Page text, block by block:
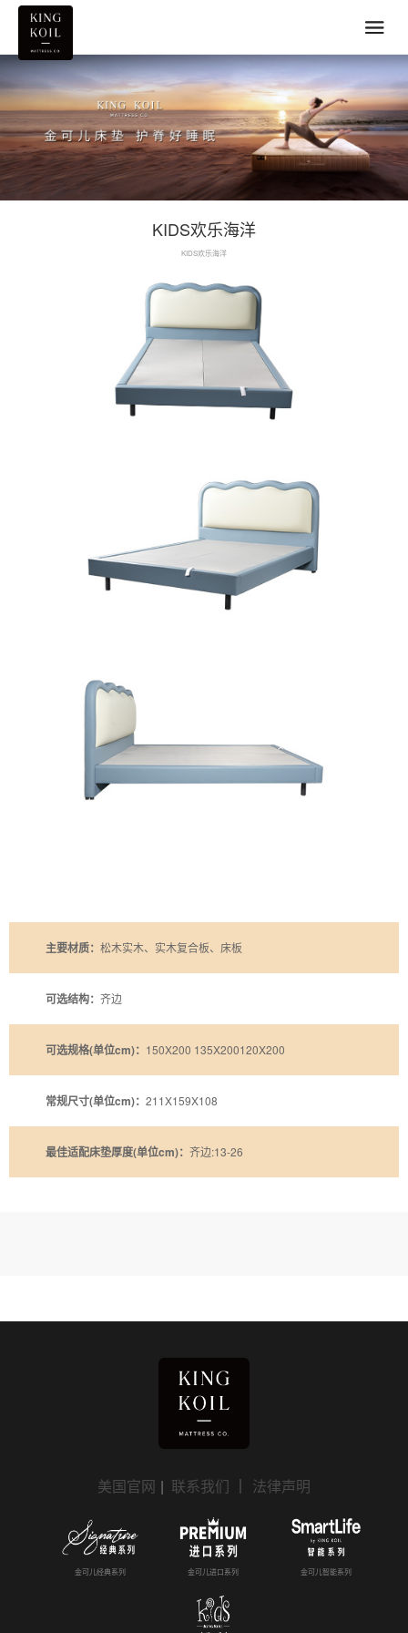
KIDS欢乐海洋
KIDS欢乐海洋
主要材质： 松木实木、实木复合板、床板
可选结构： 齐边
可选规格(单位cm)： 150X200 135X200120X200
常规尺寸(单位cm)： 211X159X108
最佳适配床垫厚度(单位cm)： 齐边:13-26
美国官网 | 联系我们 ｜ 法律声明
金可儿经典系列 金可儿进口系列 金可儿智能系列